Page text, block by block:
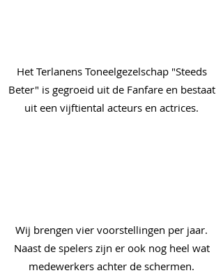
Het Terlanens Toneelgezelschap "Steeds
Beter" is gegroeid uit de Fanfare en bestaat
uit een vijftiental acteurs en actrices.
Wij brengen vier voorstellingen per jaar.
Naast de spelers zijn er ook nog heel wat
medewerkers achter de schermen.